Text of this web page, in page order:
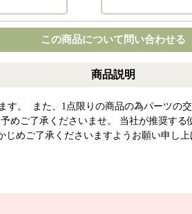
この商品について問い合わせる
商品説明
。 また、1点限りの商品の為パーツ
めご了承くださいませ。 当社が推奨す
めご了承くださいますようお願い申し